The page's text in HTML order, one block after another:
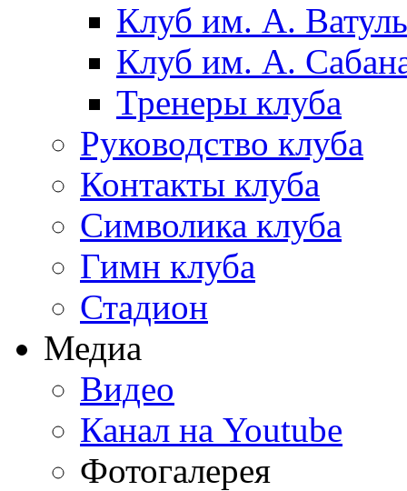
Клуб им. А.
Клуб им. А.
Тренеры клуба
Руководство клуба
Контакты клуба
Символика клуба
Гимн клуба
Стадион
Медиа
Видео
Канал на Youtube
Фотогалерея